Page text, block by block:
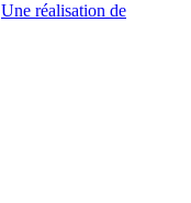
Une réalisation de